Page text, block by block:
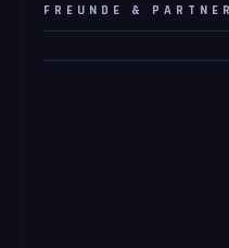
FREUNDE & PARTNER